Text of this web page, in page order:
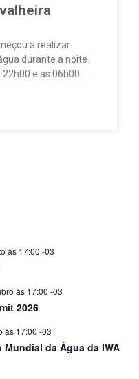
a realizar
durante a noite.
e as 06h00. A
às 17:00 -03
às 17:00 -03
2026
às 17:00 -03
da Água da IWA